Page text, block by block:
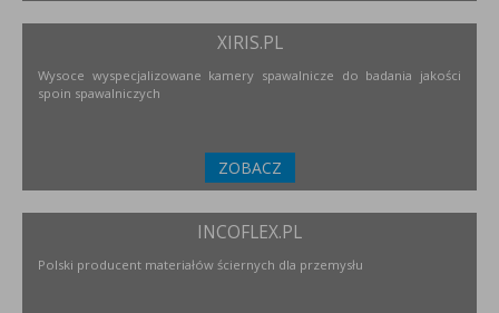
XIRIS.PL
Wysoce wyspecjalizowane kamery spawalnicze do badania jakości
spoin spawalniczych
ZOBACZ
INCOFLEX.PL
Polski producent materiałów ściernych dla przemysłu